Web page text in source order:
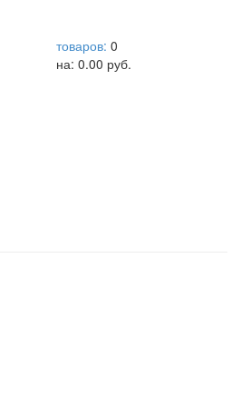
товаров: 0
на: 0.00 руб.